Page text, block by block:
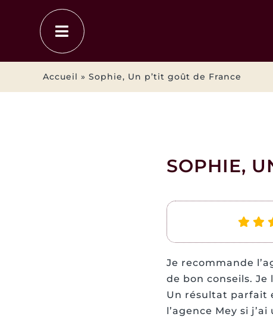
contenu
Accueil » Sophie, Un p’tit goût de France
SOPHIE,
Je recommande
de bon conseils.
Un résultat parfait
l’agence Mey si